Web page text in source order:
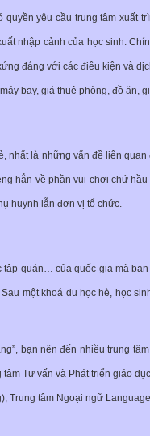
yêu cầu trung tâm xuất
nhập cảnh của học sinh.
đáng với các điều kiện và
bay, giá thuê phòng, đồ ăn,
nhất là những vấn đề liên quan
hẳn về phần vui chơi chứ
huynh lẫn đơn vị tổ chức.
tập quán… của quốc gia mà
một khoá du học hè, học
bạn nên đến nhiều trung
Tư vấn và Phát triển giáo
Trung tâm Ngoại ngữ